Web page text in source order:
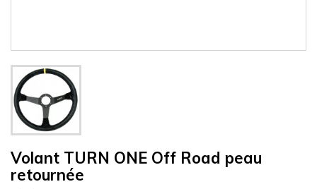
Volant TURN ONE Off Road peau
retournée